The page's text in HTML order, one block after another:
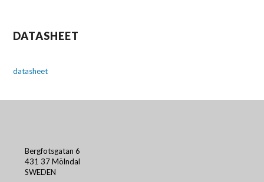
DATASHEET
datasheet
Bergfotsgatan 6
431 37 Mölndal
SWEDEN